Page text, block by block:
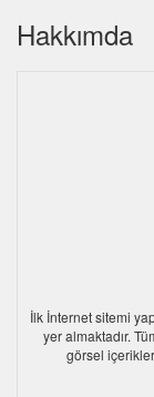
Hakkımda
İlk İnternet sitemi
yer almaktadır.
görsel